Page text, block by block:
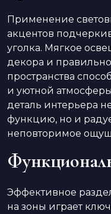
Применение
акцентов
уголка. Мягкое
декора и
пространства
и уютной
деталь интерьера
функцию, но и
неповторимое
Эффективное
на зоны играет